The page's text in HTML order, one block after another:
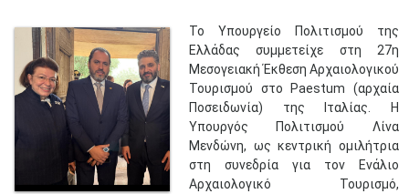
​Το Υπουργείο Πολιτισμού της
Ελλάδας συμμετείχε στη 27η
Μεσογειακή Έκθεση Αρχαιολογικού
Τουρισμού στο Paestum (αρχαία
Ποσειδωνία) της Ιταλίας. Η
Υπουργός Πολιτισμού Λίνα
Μενδώνη, ως κεντρική ομιλήτρια
στη συνεδρία για τον Ενάλιο
Αρχαιολογικό Τουρισμό,